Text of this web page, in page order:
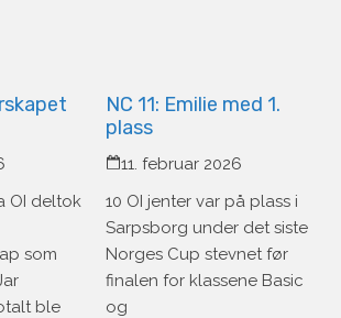
OI deltok
som
ble
NC 11: Emilie med 1.
plass
11. februar 2026
10 OI jenter var på plass i
Sarpsborg under det siste
Norges Cup stevnet før
finalen for klassene Basic
og